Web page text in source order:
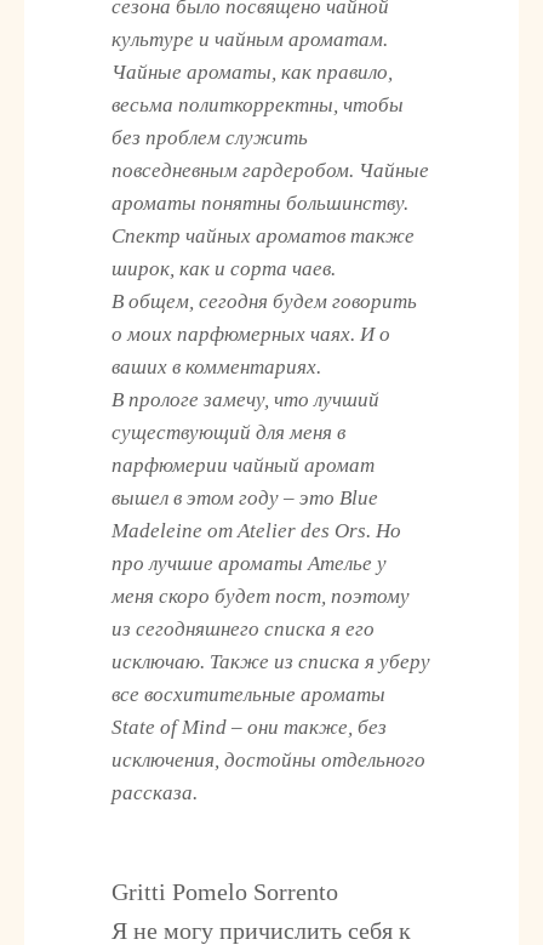
сезона было посвящено чайной
культуре и чайным ароматам.
Чайные ароматы, как правило,
весьма политкорректны, чтобы
без проблем служить
повседневным гардеробом. Чайные
ароматы понятны большинству.
Спектр чайных ароматов также
широк, как и сорта чаев.
В общем, сегодня будем говорить
о моих парфюмерных чаях. И о
ваших в комментариях.
В прологе замечу, что лучший
существующий для меня в
парфюмерии чайный аромат
вышел в этом году – это Blue
Madeleine от Atelier des Ors. Но
про лучшие ароматы Ателье у
меня скоро будет пост, поэтому
из сегодняшнего списка я его
исключаю. Также из списка я уберу
все восхитительные ароматы
State of Mind – они также, без
исключения, достойны отдельного
рассказа.
Gritti Pomelo Sorrento
Я не могу причислить себя к